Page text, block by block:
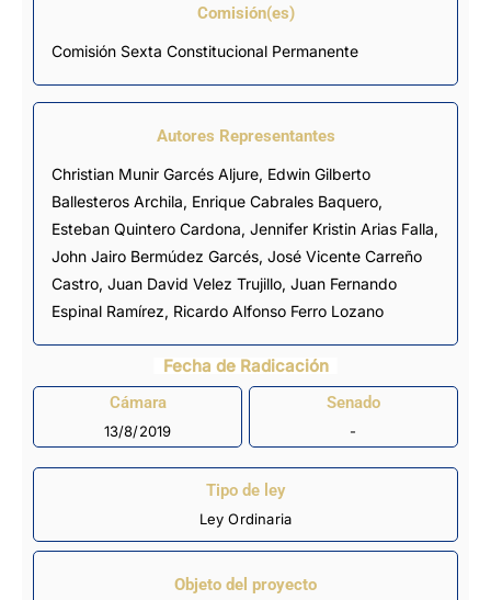
Comisión(es)
Comisión Sexta Constitucional Permanente
Autores Representantes
Christian Munir Garcés Aljure, Edwin Gilberto
Ballesteros Archila, Enrique Cabrales Baquero,
Esteban Quintero Cardona, Jennifer Kristin Arias Falla,
John Jairo Bermúdez Garcés, José Vicente Carreño
Castro, Juan David Velez Trujillo, Juan Fernando
Espinal Ramírez, Ricardo Alfonso Ferro Lozano
Fecha de Radicación
Cámara
13/8/2019
Senado
-
Tipo de ley
Ley Ordinaria
Objeto del proyecto